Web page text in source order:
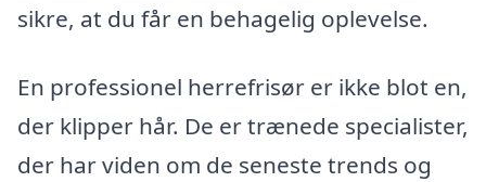
sikre, at du får en behagelig oplevelse.
En professionel herrefrisør er ikke blot en,
der klipper hår. De er trænede specialister,
der har viden om de seneste trends og